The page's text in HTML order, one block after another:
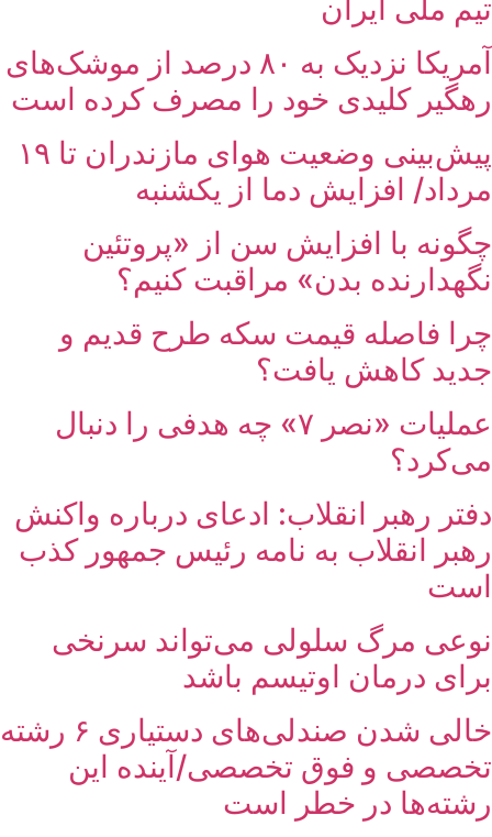
تیم ملی ایران
آمریکا نزدیک به ۸۰ درصد از موشک‌های
رهگیر کلیدی خود را مصرف کرده است
پیش‌بینی وضعیت هوای مازندران تا ۱۹
مرداد/ افزایش دما از یکشنبه
چگونه با افزایش سن از «پروتئین
نگهدارنده بدن» مراقبت کنیم؟
چرا فاصله قیمت سکه طرح قدیم و
جدید کاهش یافت؟
عملیات «نصر ۷» چه هدفی را دنبال
می‌کرد؟
دفتر رهبر انقلاب: ادعای درباره واکنش
رهبر انقلاب به نامه رئیس جمهور کذب
است
نوعی مرگ سلولی می‌تواند سرنخی
برای درمان اوتیسم باشد
خالی شدن صندلی‌های دستیاری ۶ رشته
تخصصی و فوق تخصصی/آینده این
رشته‌ها در خطر است